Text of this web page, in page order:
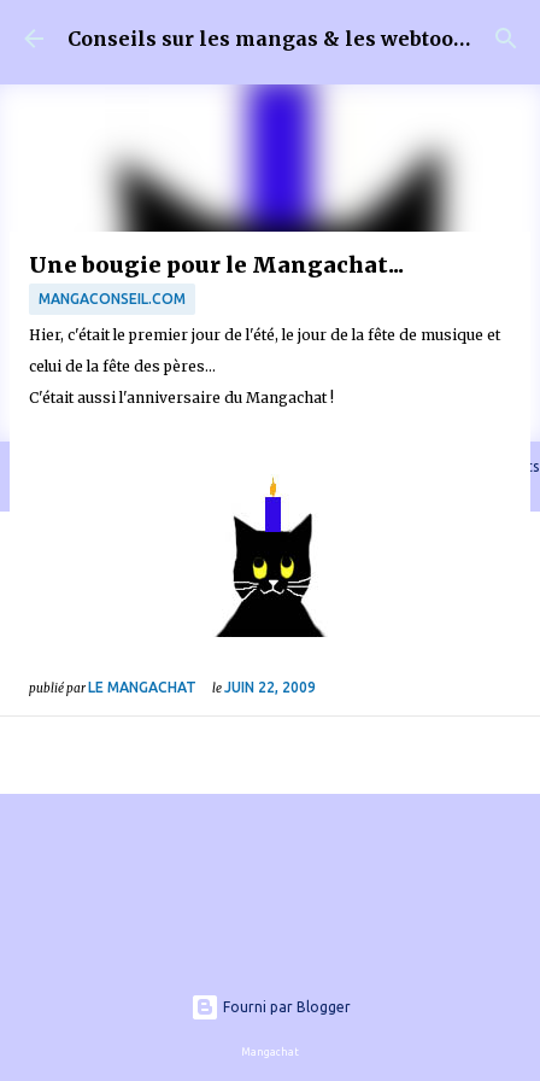
Accéder au contenu principal Conseils sur les mangas & les webtoons
🐈‍⬛ En tant que Partenaire Amazon, je réalise un bénéfice sur les achats
remplissant les conditions requises quand vous achetez sur Amazon.fr
Une bougie pour le Mangachat...
MANGACONSEIL.COM
Hier, c'était le premier jour de l'été, le jour de la fête de musique et
celui de la fête des pères...
C'était aussi l'anniversaire du Mangachat !
publié parLE MANGACHAT leJUIN 22, 2009
Fourni par Blogger
Mangachat